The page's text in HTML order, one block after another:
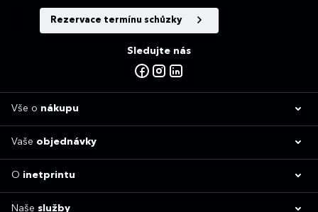
Rezervace termínu schůzky
Sledujte nás
Vše o nákupu
Vaše objednávky
O inetprintu
Naše služby